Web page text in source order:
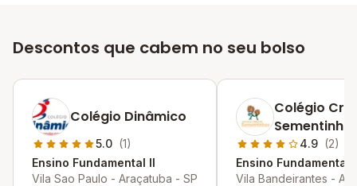
Descontos que cabem no seu bolso
Colégio Dinâmico
5.0 (1)
Ensino Fundamental II
Vila Sao Paulo - Araçatuba - SP
Colégio
Sementinha
4.9 (2)
Ensino Fundamental
Vila Bandeirantes -